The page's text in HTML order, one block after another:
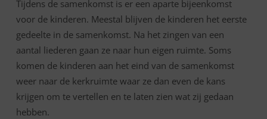
Tijdens de samenkomst is er een aparte bijeenkomst
voor de kinderen. Meestal blijven de kinderen het eerste
gedeelte in de samenkomst. Na het zingen van een
aantal liederen gaan ze naar hun eigen ruimte. Soms
komen de kinderen aan het eind van de samenkomst
weer naar de kerkruimte waar ze dan even de kans
krijgen om te vertellen en te laten zien wat zij gedaan
hebben.